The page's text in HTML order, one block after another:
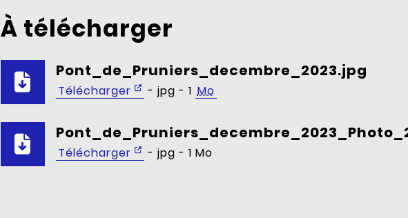
À télécharger
Pont_de_Pruniers_decembre_2023.jpg
Télécharger - jpg - 1 Mo
Télécharger - jpg - 1 Mo